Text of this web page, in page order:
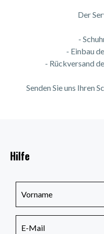
Der
-
- Einbau
- Rückversand
Senden Sie uns Ihren
Hilfe